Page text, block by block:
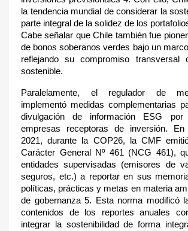
la tendencia mundial de considerar la
parte integral de la solidez de los
Cabe señalar que Chile también fue
de bonos soberanos verdes bajo un
reflejando su compromiso transversal
sostenible.
Paralelamente, el regulador de
implementó medidas complementarias
divulgación de información ESG
empresas receptoras de inversión.
2021, durante la COP26, la CMF
Carácter General Nº 461 (NCG 461),
entidades supervisadas (emisores de
seguros, etc.) a reportar en sus
políticas, prácticas y metas en materia
de gobernanza 5. Esta norma modificó
contenidos de los reportes anuales
integrar la sostenibilidad de forma